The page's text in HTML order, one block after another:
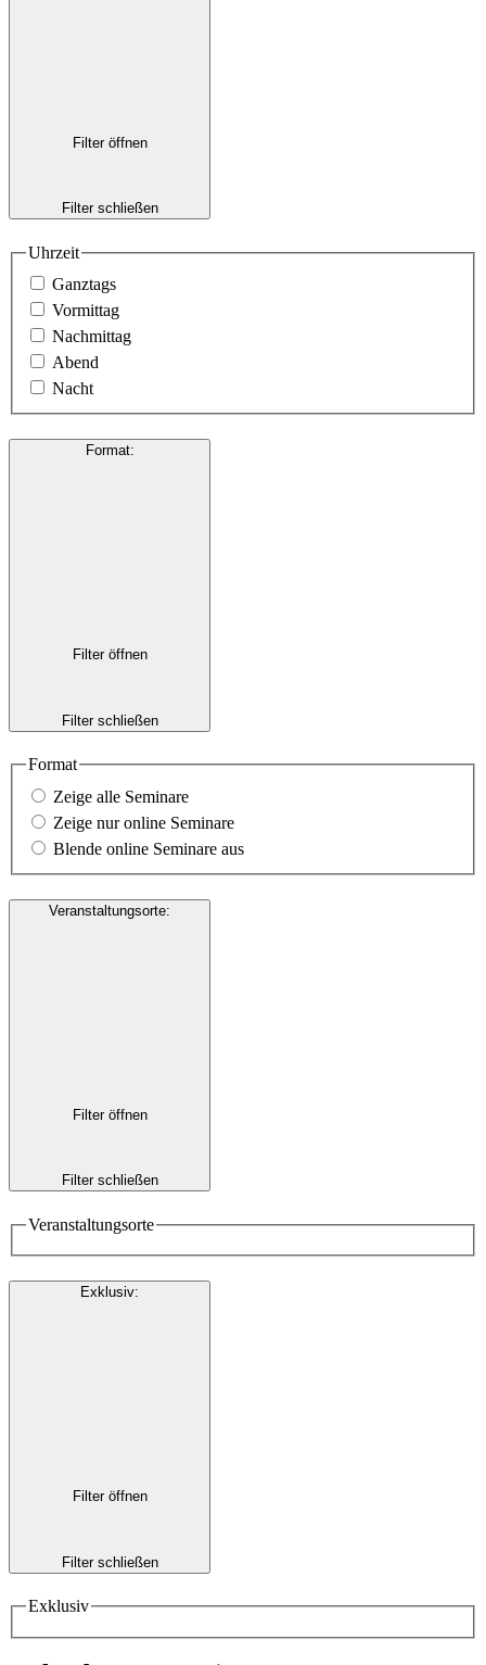
Filter öffnen
Filter schließen
Uhrzeit
Ganztags
Vormittag
Nachmittag
Abend
Nacht
Format:
Filter öffnen
Filter schließen
Format
Zeige alle Seminare
Zeige nur online Seminare
Blende online Seminare aus
Veranstaltungsorte:
Filter öffnen
Filter schließen
Veranstaltungsorte
Exklusiv:
Filter öffnen
Filter schließen
Exklusiv